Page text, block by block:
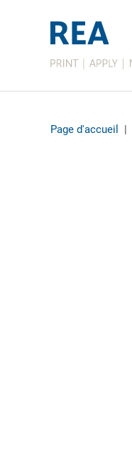
Page d'accueil |